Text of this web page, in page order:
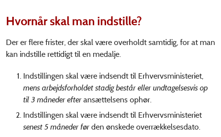
Hvornår skal man indstille?
Der er flere frister, der skal være overholdt samtidig, for at man
kan indstille rettidigt til en medalje.
Indstillingen skal være indsendt til Erhvervsministeriet,
mens arbejdsforholdet stadig består eller undtagelsesvis op
til 3 måneder efteransættelsens ophør.
Indstillingen skal være indsendt til Erhvervsministeriet
senest 5 måneder førden ønskede overrækkelsesdato.